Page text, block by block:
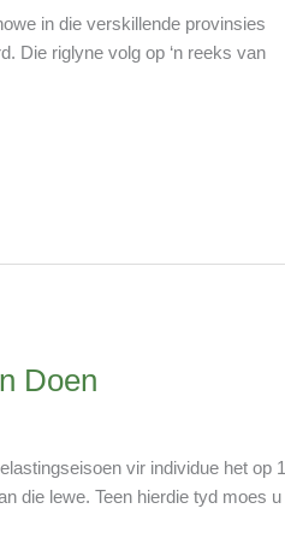
in die verskillende provinsies
Die riglyne volg op ‘n reeks van
Doen
vir individue het op 1
die lewe. Teen hierdie tyd moes u